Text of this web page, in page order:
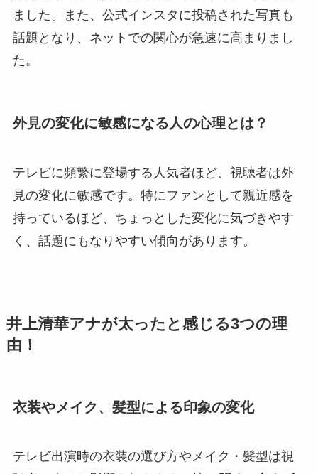
ました。また、公式インスタに投稿された写真も
話題となり、ネットでの関心が急速に高まりまし
た。
外見の変化に敏感になる人の心理とは？
テレビに頻繁に登場する人気者ほど、視聴者は外
見の変化に敏感です。特にファンとして親近感を
持っているほど、ちょっとした変化に気づきやす
く、話題にもなりやすい傾向があります。
井上清華アナが太ったと感じる3つの理
由！
衣装やメイク、髪型による印象の変化
テレビ出演時の衣装の選び方やメイク・髪型は視